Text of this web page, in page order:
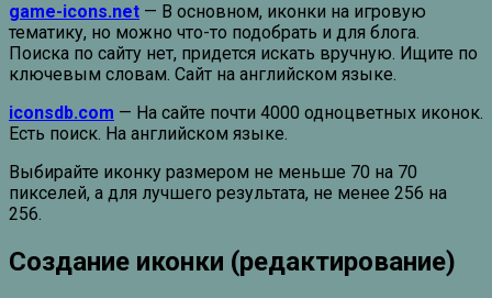
game-icons.net — В основном, иконки на игровую
тематику, но можно что-то подобрать и для блога.
Поиска по сайту нет, придется искать вручную. Ищите по
ключевым словам. Сайт на английском языке.
iconsdb.com — На сайте почти 4000 одноцветных иконок.
Есть поиск. На английском языке.
Выбирайте иконку размером не меньше 70 на 70
пикселей, а для лучшего результата, не менее 256 на
256.
Создание иконки (редактирование)